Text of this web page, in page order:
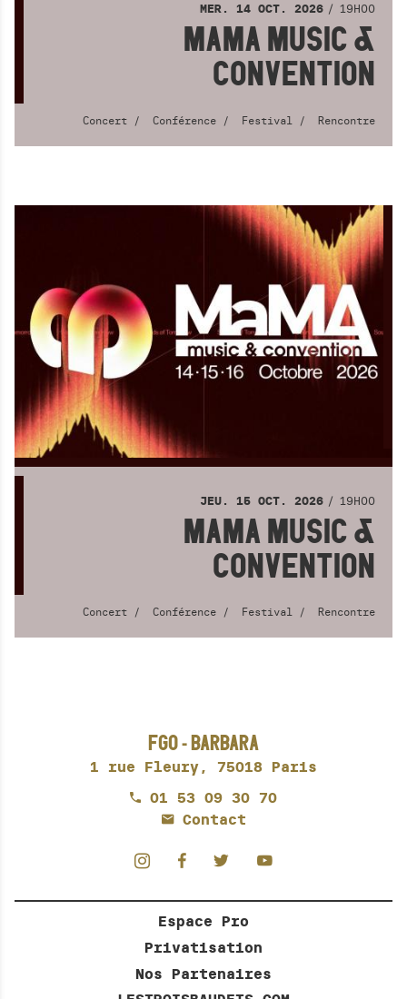
MER. 14 OCT. 2026 19H00
MAMA MUSIC &
CONVENTION
Concert Conférence Festival Rencontre
JEU. 15 OCT. 2026 19H00
MAMA MUSIC &
CONVENTION
Concert Conférence Festival Rencontre
FGO - BARBARA
1 rue Fleury, 75018 Paris
01 53 09 30 70
Contact
Espace Pro
Privatisation
Nos Partenaires